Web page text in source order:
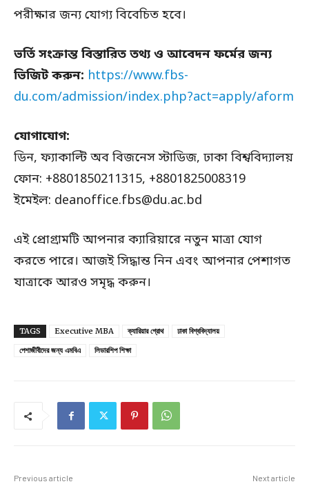
পরীক্ষার জন্য যোগ্য বিবেচিত হবে।
ভর্তি সংক্রান্ত বিস্তারিত তথ্য ও আবেদন ফর্মের জন্য
ভিজিট করুন: https://www.fbs-
du.com/admission/index.php?act=apply/aform
যোগাযোগ:
ডিন, ফ্যাকাল্টি অব বিজনেস স্টাডিজ, ঢাকা বিশ্ববিদ্যালয়
ফোন: +8801850211315, +8801825008319
ইমেইল: deanoffice.fbs@du.ac.bd
এই প্রোগ্রামটি আপনার ক্যারিয়ারে নতুন মাত্রা যোগ
করতে পারে। আজই সিদ্ধান্ত নিন এবং আপনার পেশাগত
যাত্রাকে আরও সমৃদ্ধ করুন।
TAGS Executive MBA ক্যারিয়ার গ্রোথ
ঢাকা বিশ্ববিদ্যালয়
পেশাজীবীদের জন্য এমবিএ
লিডারশিপ শিক্ষা
Previous article Next article